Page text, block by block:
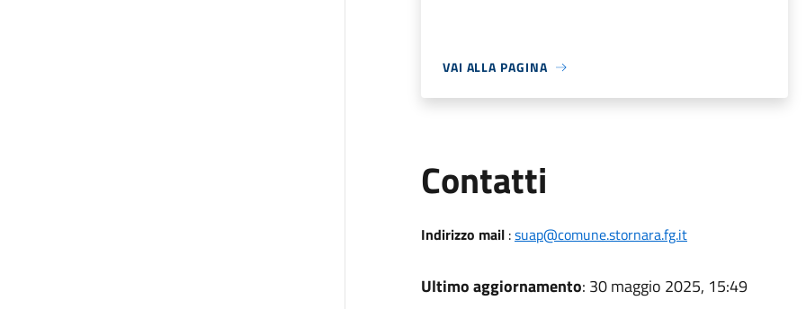
VAI ALLA PAGINA
Contatti
Indirizzo mail:suap@comune.stornara.fg.it
Ultimo aggiornamento: 30 maggio 2025, 15:49